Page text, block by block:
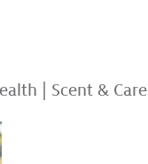
Scent & Care